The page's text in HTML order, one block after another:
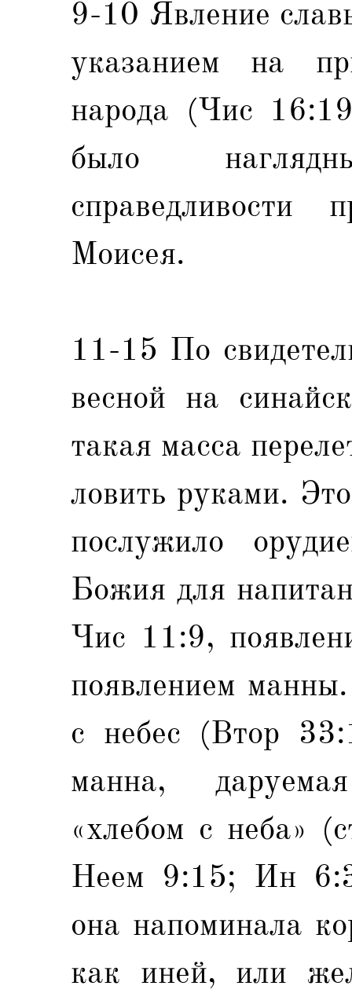
9-10 Явление
указанием на
народа (Чис
было
справедливости
Моисея.
11-15 По
весной на
такая масса
ловить руками.
послужило
Божия для
Чис 11:9,
появлением
с небес (Втор
манна,
«хлебом с неба»
Неем 9:15; Ин
она напоминала
как иней, или